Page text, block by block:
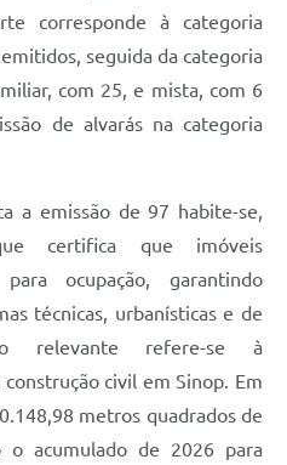
corresponde à categoria
seguida da categoria
com 25, e mista, com 6
de alvarás na categoria
a emissão de 97 habite-se,
certifica que imóveis
ocupação, garantindo
técnicas, urbanísticas e de
relevante refere-se à
civil em Sinop. Em
metros quadrados de
o acumulado de 2026 para